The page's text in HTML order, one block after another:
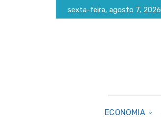
sexta-feira, agosto 7, 2026
ECONOMIA